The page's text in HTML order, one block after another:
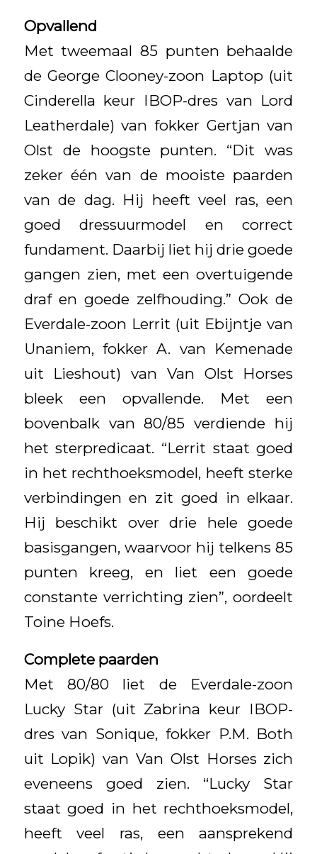
Opvallend
Met tweemaal 85 punten behaalde
de George Clooney-zoon Laptop (uit
Cinderella keur IBOP-dres van Lord
Leatherdale) van fokker Gertjan van
Olst de hoogste punten. “Dit was
zeker één van de mooiste paarden
van de dag. Hij heeft veel ras, een
goed dressuurmodel en correct
fundament. Daarbij liet hij drie goede
gangen zien, met een overtuigende
draf en goede zelfhouding.” Ook de
Everdale-zoon Lerrit (uit Ebijntje van
Unaniem, fokker A. van Kemenade
uit Lieshout) van Van Olst Horses
bleek een opvallende. Met een
bovenbalk van 80/85 verdiende hij
het sterpredicaat. “Lerrit staat goed
in het rechthoeksmodel, heeft sterke
verbindingen en zit goed in elkaar.
Hij beschikt over drie hele goede
basisgangen, waarvoor hij telkens 85
punten kreeg, en liet een goede
constante verrichting zien”, oordeelt
Toine Hoefs.
Complete paarden
Met 80/80 liet de Everdale-zoon
Lucky Star (uit Zabrina keur IBOP-
dres van Sonique, fokker P.M. Both
uit Lopik) van Van Olst Horses zich
eveneens goed zien. “Lucky Star
staat goed in het rechthoeksmodel,
heeft veel ras, een aansprekend